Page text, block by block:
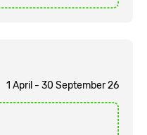
1 April - 30 September 26